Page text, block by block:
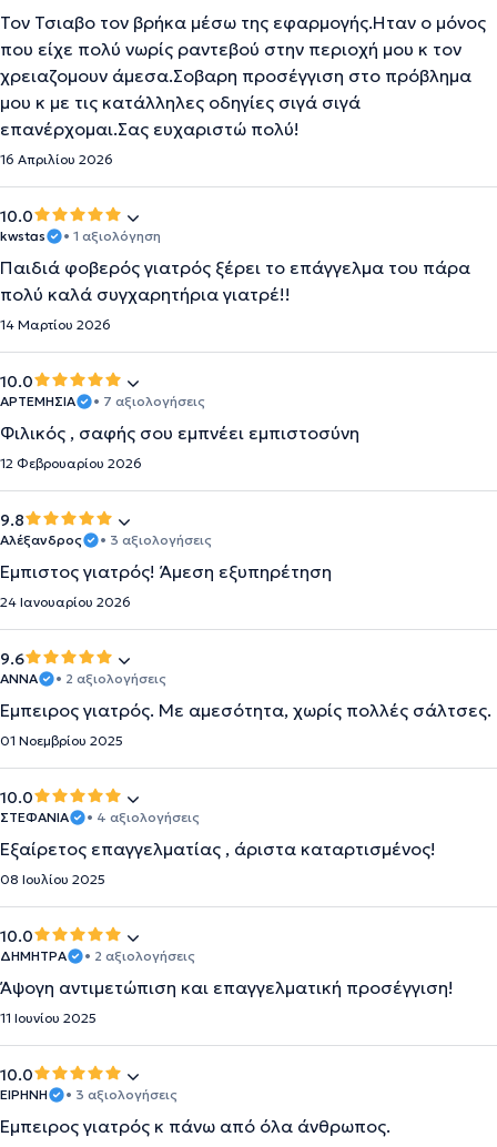
Τον Τσιαβο τον βρήκα μέσω της εφαρμογής.Ηταν ο μόνος
που είχε πολύ νωρίς ραντεβού στην περιοχή μου κ τον
χρειαζομουν άμεσα.Σοβαρη προσέγγιση στο πρόβλημα
μου κ με τις κατάλληλες οδηγίες σιγά σιγά
επανέρχομαι.Σας ευχαριστώ πολύ!
16 Απριλίου 2026
10.0
kwstas • 1 αξιολόγηση
Παιδιά φοβερός γιατρός ξέρει το επάγγελμα του πάρα
πολύ καλά συγχαρητήρια γιατρέ!!
14 Μαρτίου 2026
10.0
ΑΡΤΕΜΗΣΙΑ • 7 αξιολογήσεις
Φιλικός , σαφής σου εμπνέει εμπιστοσύνη
12 Φεβρουαρίου 2026
9.8
Αλέξανδρος • 3 αξιολογήσεις
Έμπιστος γιατρός! Άμεση εξυπηρέτηση
24 Ιανουαρίου 2026
9.6
ΑΝΝΑ • 2 αξιολογήσεις
Έμπειρος γιατρός. Με αμεσότητα, χωρίς πολλές σάλτσες.
01 Νοεμβρίου 2025
10.0
ΣΤΕΦΑΝΙΑ • 4 αξιολογήσεις
Εξαίρετος επαγγελματίας , άριστα καταρτισμένος!
08 Ιουλίου 2025
10.0
ΔΗΜΗΤΡΑ • 2 αξιολογήσεις
Άψογη αντιμετώπιση και επαγγελματική προσέγγιση!
11 Ιουνίου 2025
10.0
ΕΙΡΗΝΗ • 3 αξιολογήσεις
Έμπειρος γιατρός κ πάνω από όλα άνθρωπος.